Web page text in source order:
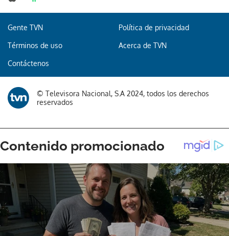
Gente TVN Política de privacidad
Términos de uso Acerca de TVN
Contáctenos
© Televisora Nacional, S.A 2024, todos los derechos
reservados